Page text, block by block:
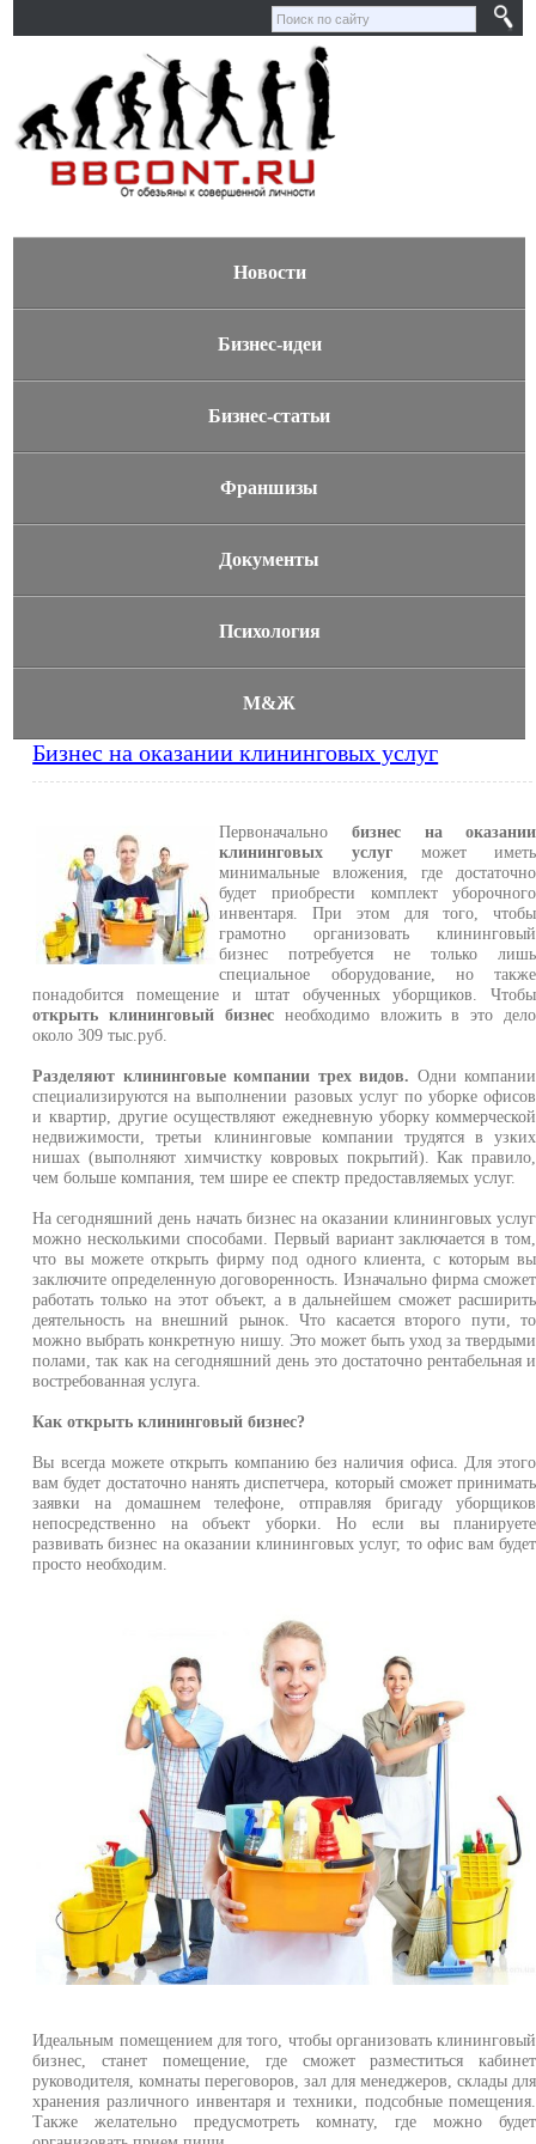
Новости
Бизнес-идеи
Бизнес-статьи
Франшизы
Документы
Психология
М&Ж
Бизнес на оказании клининговых услуг
Первоначально бизнес на оказании
клининговых услугможет иметь
минимальные вложения, где достаточно
будет приобрести комплект уборочного
инвентаря. При этом для того, чтобы
грамотно организовать клининговый
бизнес потребуется не только лишь
специальное оборудование, но также
понадобится помещение и штат обученных уборщиков. Чтобы
открыть клининговый бизнеснеобходимо вложить в это дело
около 309 тыс.руб.
Разделяют клининговые компании трех видов. Одни компании
специализируются на выполнении разовых услуг по уборке офисов
и квартир, другие осуществляют ежедневную уборку коммерческой
недвижимости, третьи клининговые компании трудятся в узких
нишах (выполняют химчистку ковровых покрытий). Как правило,
чем больше компания, тем шире ее спектр предоставляемых услуг.
На сегодняшний день начать бизнес на оказании клининговых услуг
можно несколькими способами. Первый вариант заключается в том,
что вы можете открыть фирму под одного клиента, с которым вы
заключите определенную договоренность. Изначально фирма сможет
работать только на этот объект, а в дальнейшем сможет расширить
деятельность на внешний рынок. Что касается второго пути, то
можно выбрать конкретную нишу. Это может быть уход за твердыми
полами, так как на сегодняшний день это достаточно рентабельная и
востребованная услуга.
Как открыть клининговый бизнес?
Вы всегда можете открыть компанию без наличия офиса. Для этого
вам будет достаточно нанять диспетчера, который сможет принимать
заявки на домашнем телефоне, отправляя бригаду уборщиков
непосредственно на объект уборки. Но если вы планируете
развивать бизнес на оказании клининговых услуг, то офис вам будет
просто необходим.
Идеальным помещением для того, чтобы организовать клининговый
бизнес, станет помещение, где сможет разместиться кабинет
руководителя, комнаты переговоров, зал для менеджеров, склады для
хранения различного инвентаря и техники, подсобные помещения.
Также желательно предусмотреть комнату, где можно будет